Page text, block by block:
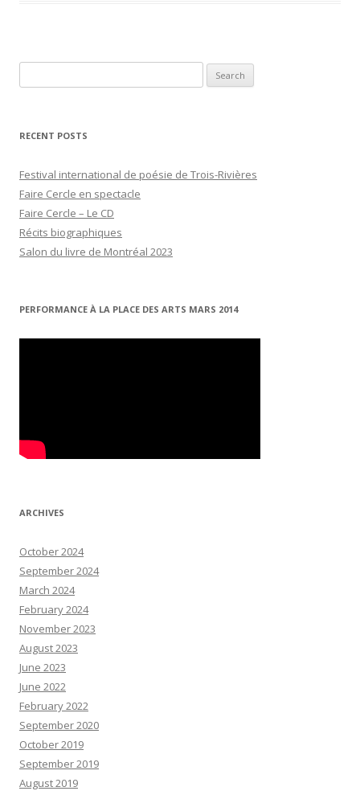
for:
RECENT POSTS
Festival international de poésie de Trois-Rivières
Faire Cercle en spectacle
Faire Cercle – Le CD
Récits biographiques
Salon du livre de Montréal 2023
PERFORMANCE À LA PLACE DES ARTS MARS 2014
ARCHIVES
October 2024
September 2024
March 2024
February 2024
November 2023
August 2023
June 2023
June 2022
February 2022
September 2020
October 2019
September 2019
August 2019